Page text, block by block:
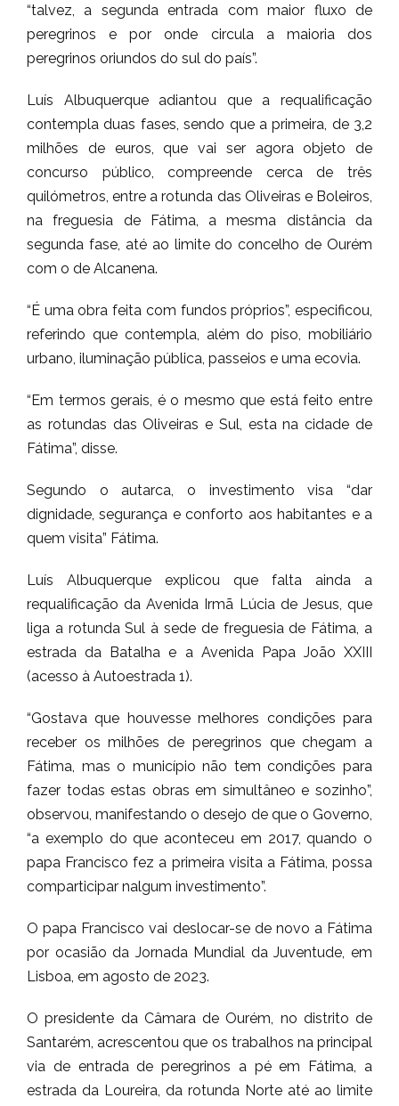
“talvez, a segunda entrada com maior fluxo de
peregrinos e por onde circula a maioria dos
peregrinos oriundos do sul do país”.
Luís Albuquerque adiantou que a requalificação
contempla duas fases, sendo que a primeira, de 3,2
milhões de euros, que vai ser agora objeto de
concurso público, compreende cerca de três
quilómetros, entre a rotunda das Oliveiras e Boleiros,
na freguesia de Fátima, a mesma distância da
segunda fase, até ao limite do concelho de Ourém
com o de Alcanena.
“É uma obra feita com fundos próprios”, especificou,
referindo que contempla, além do piso, mobiliário
urbano, iluminação pública, passeios e uma ecovia.
“Em termos gerais, é o mesmo que está feito entre
as rotundas das Oliveiras e Sul, esta na cidade de
Fátima”, disse.
Segundo o autarca, o investimento visa “dar
dignidade, segurança e conforto aos habitantes e a
quem visita” Fátima.
Luís Albuquerque explicou que falta ainda a
requalificação da Avenida Irmã Lúcia de Jesus, que
liga a rotunda Sul à sede de freguesia de Fátima, a
estrada da Batalha e a Avenida Papa João XXIII
(acesso à Autoestrada 1).
“Gostava que houvesse melhores condições para
receber os milhões de peregrinos que chegam a
Fátima, mas o município não tem condições para
fazer todas estas obras em simultâneo e sozinho”,
observou, manifestando o desejo de que o Governo,
“a exemplo do que aconteceu em 2017, quando o
papa Francisco fez a primeira visita a Fátima, possa
comparticipar nalgum investimento”.
O papa Francisco vai deslocar-se de novo a Fátima
por ocasião da Jornada Mundial da Juventude, em
Lisboa, em agosto de 2023.
O presidente da Câmara de Ourém, no distrito de
Santarém, acrescentou que os trabalhos na principal
via de entrada de peregrinos a pé em Fátima, a
estrada da Loureira, da rotunda Norte até ao limite